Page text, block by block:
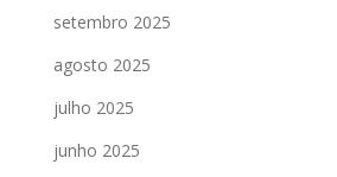
setembro 2025
agosto 2025
julho 2025
junho 2025